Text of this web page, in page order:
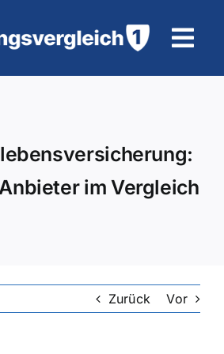
im Vergleich
Zurück Vor